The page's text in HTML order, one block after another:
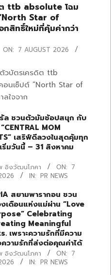
ttb absolute โฉม
Star of
สิทธิ์ใหม่ที่คุ้มค่ากว่า
ON: 7 AUGUST 2026
วบัตรเครดิต ttb
อนเซ็ปต์ “North Star of
ใจจาก
รัล ชวนตัวมัมช้อปสนุก กับ
MOM
เสริฟ์ดีลวงในสุดคุ้มทุก
ริ่มวันนี้ – 31 สิงหาคม
อิงวัฒนโภคา ON: 7
IN: PR NEWS
สยามพารากอน ชวน
เดือนแห่งแม่ผ่าน “Love
Celebrating
Meaningful
เพราะความรักที่มีความ
ความรักที่ส่งต่อคุณค่าได้
อิงวัฒนโภคา ON: 7
IN: PR NEWS